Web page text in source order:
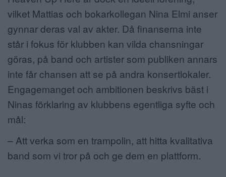
vilket Mattias och bokarkollegan Nina Elmi anser
gynnar deras val av akter. Då finanserna inte
står i fokus för klubben kan vilda chansningar
göras, på band och artister som publiken annars
inte får chansen att se på andra konsertlokaler.
Engagemanget och ambitionen beskrivs bäst i
Ninas förklaring av klubbens egentliga syfte och
mål:
– Att verka som en trampolin, att hitta kvalitativa
band som vi tror på och ge dem en plattform.